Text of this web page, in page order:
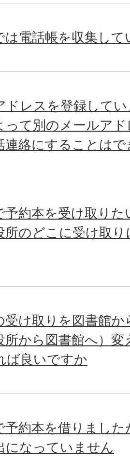
は電話帳を収集し
ドレスを登録して
って別のメールア
連絡にすることは
予約本を受け取り
所のどこに受け取
受け取りを図書館
所から図書館へ）
ば良いですか
予約本を借りまし
になっていません